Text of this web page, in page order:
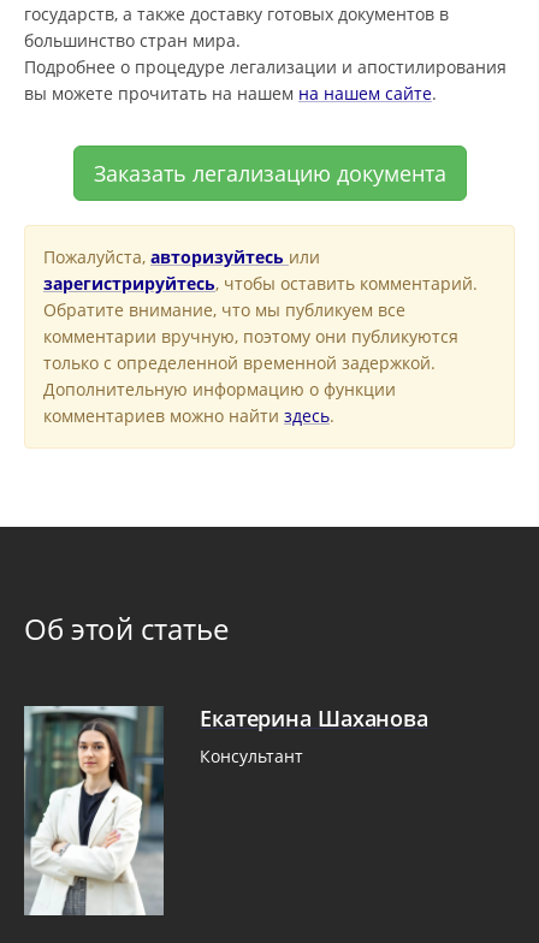
государств, а также доставку готовых документов в
большинство стран мира.
Подробнее о процедуре легализации и апостилирования
вы можете прочитать на нашем на нашем сайте.
Заказать легализацию документа
Пожалуйста, авторизуйтесь или
зарегистрируйтесь, чтобы оставить комментарий.
Обратите внимание, что мы публикуем все
комментарии вручную, поэтому они публикуются
только с определенной временной задержкой.
Дополнительную информацию о функции
комментариев можно найти здесь.
Об этой статье
Екатерина Шаханова
Консультант